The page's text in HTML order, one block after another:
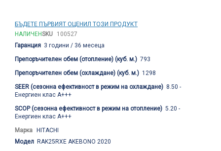
БЪДЕТЕ ПЪРВИЯТ ОЦЕНИЛ ТОЗИ ПРОДУКТ
НАЛИЧЕНSKU
100527
Гаранция 3 години / 36 месеца
Препоръчителен обем (отопление) (куб. м.) 793
Препоръчителен обем (охлаждане) (куб. м.) 1298
SEER (сезонна ефективност в режим на охлаждане) 8.50 -
Енергиен клас A+++
SCOP (сезонна ефективност в режим на отопление) 5.20 -
Енергиен клас A+++
Марка HITACHI
Модел RAK25RXE AKEBONO 2020